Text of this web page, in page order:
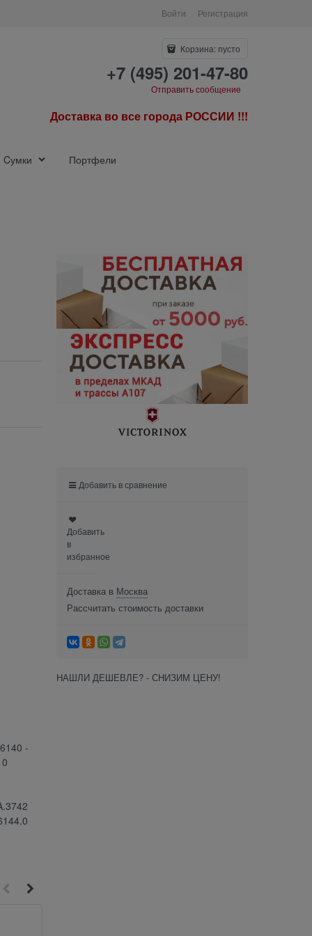
Войти Регистрация
Корзина: пусто
+7 (495) 201-47-80
Отправить сообщение
Доставка во все города РОССИИ !!!
Cумки Портфели
-
Добавить в сравнение
Добавить
в
избранное
Доставка в Москва
Рассчитать стоимость доставки
НАШЛИ ДЕШЕВЛЕ? - СНИЗИМ ЦЕНУ!